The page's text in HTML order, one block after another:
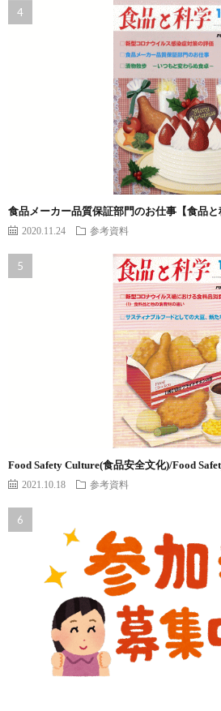
食品メーカー品質保証部門のお仕事【食品と
2020.11.24 参考資料
Food Safety Culture(食品安全文化)/Food
2021.10.18 参考資料